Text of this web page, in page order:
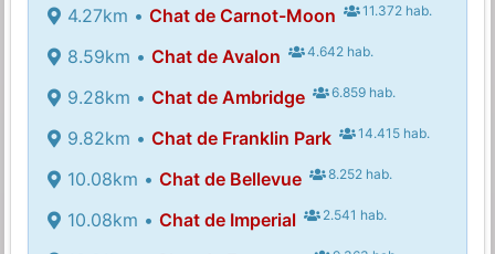
4.27km • Chat de Carnot-Moon 11.372 hab.
8.59km • Chat de Avalon 4.642 hab.
9.28km • Chat de Ambridge 6.859 hab.
9.82km • Chat de Franklin Park 14.415 hab.
10.08km • Chat de Bellevue 8.252 hab.
10.08km • Chat de Imperial 2.541 hab.